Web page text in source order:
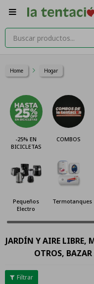

Home Hogar
-25% EN
BICICLETAS
COMBOS
Pequeños
Electro
Termotanques
JARDÍN Y AIRE LIBRE,
OTROS,